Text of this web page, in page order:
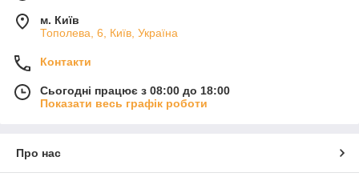
м. Київ
Тополева, 6, Київ, Україна
Контакти
Сьогодні працює з 08:00 до 18:00
Показати весь графік роботи
Про нас